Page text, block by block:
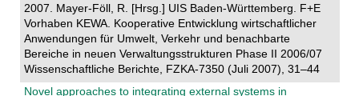
2007. Mayer-Föll, R. [Hrsg.] UIS Baden-Württemberg. F+E
Vorhaben KEWA. Kooperative Entwicklung wirtschaftlicher
Anwendungen für Umwelt, Verkehr und benachbarte
Bereiche in neuen Verwaltungsstrukturen Phase II 2006/07
Wissenschaftliche Berichte, FZKA-7350 (Juli 2007), 31–44
Novel approaches to integrating external systems in